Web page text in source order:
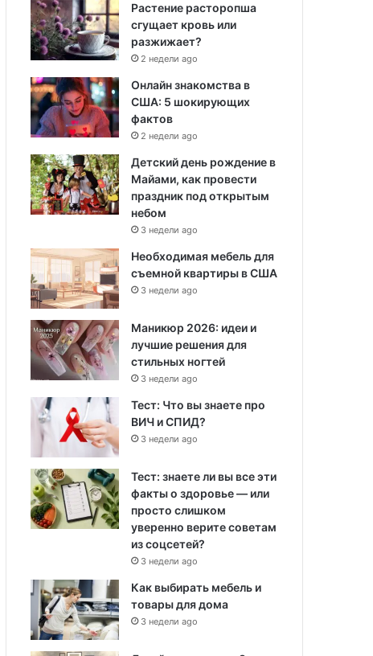
Растение расторопша
сгущает кровь или
разжижает?
2 недели ago
Онлайн знакомства в
США: 5 шокирующих
фактов
2 недели ago
Детский день рождение в
Майами, как провести
праздник под открытым
небом
3 недели ago
Необходимая мебель для
съемной квартиры в США
3 недели ago
Маникюр 2026: идеи и
лучшие решения для
стильных ногтей
3 недели ago
Тест: Что вы знаете про
ВИЧ и СПИД?
3 недели ago
Тест: знаете ли вы все эти
факты о здоровье — или
просто слишком
уверенно верите советам
из соцсетей?
3 недели ago
Как выбирать мебель и
товары для дома
3 недели ago